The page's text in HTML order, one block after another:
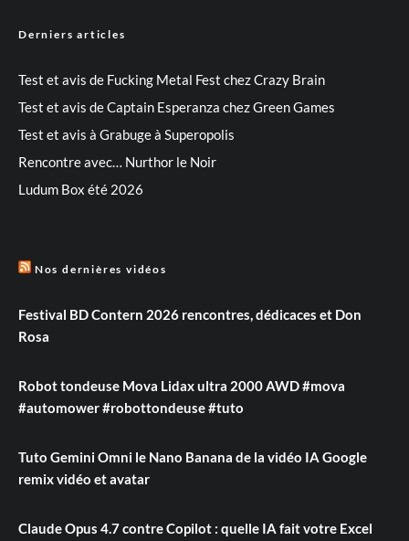
Derniers articles
Test et avis de Fucking Metal Fest chez Crazy Brain
Test et avis de Captain Esperanza chez Green Games
Test et avis à Grabuge à Superopolis
Rencontre avec… Nurthor le Noir
Ludum Box été 2026
Nos dernières vidéos
Festival BD Contern 2026 rencontres, dédicaces et Don
Rosa
Robot tondeuse Mova Lidax ultra 2000 AWD #mova
#automower #robottondeuse #tuto
Tuto Gemini Omni le Nano Banana de la vidéo IA Google
remix vidéo et avatar
Claude Opus 4.7 contre Copilot : quelle IA fait votre Excel